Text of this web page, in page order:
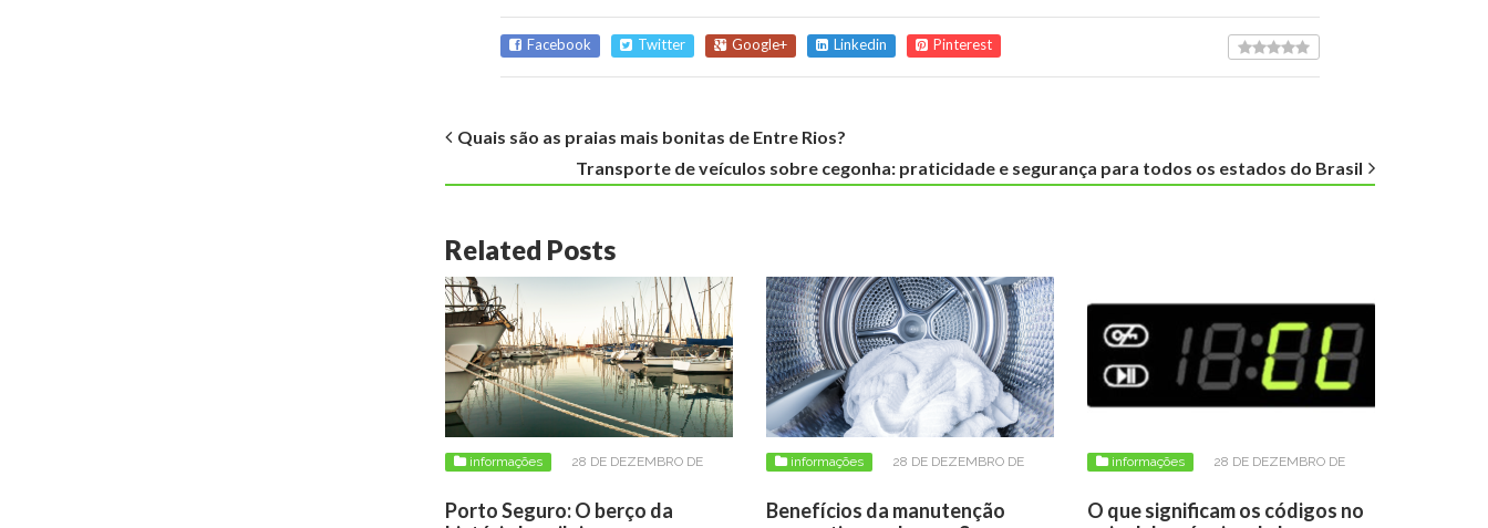
Facebook Twitter Google+ Linkedin Pinterest
Quais são as praias mais bonitas de Entre Rios?
Transporte de veículos sobre cegonha: praticidade e segurança para todos os estados do Brasil
Related Posts
informações
28 DE DEZEMBRO DE
Porto Seguro: O berço da
informações
28 DE DEZEMBRO DE
Benefícios da manutenção
informações
28 DE DEZEMBRO DE
O que significam os códigos no